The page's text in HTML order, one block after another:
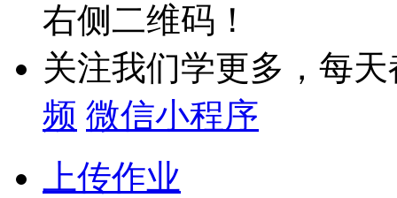
右侧二维码！
关注我们学更多，每
频 微信小程序
上传作业